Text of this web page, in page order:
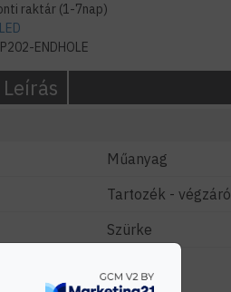
raktár (1-7nap)
ENDHOLE
Leírás
Műanyag
Tartozék - végzáró
Szürke